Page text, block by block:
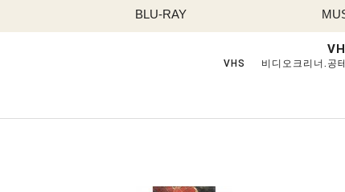
BLU-RAY
VHS 비디오크리너.공